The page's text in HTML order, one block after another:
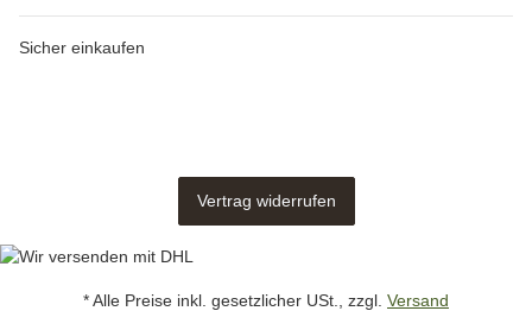
Sicher einkaufen
Vertrag widerrufen
* Alle Preise inkl. gesetzlicher USt., zzgl. Versand